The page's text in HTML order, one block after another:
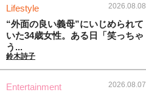
Lifestyle 2026.08.08
“外面の良い義母”にいじめられて
いた34歳女性。ある日「笑っちゃ
う...
鈴木詩子
Entertainment 2026.08.07